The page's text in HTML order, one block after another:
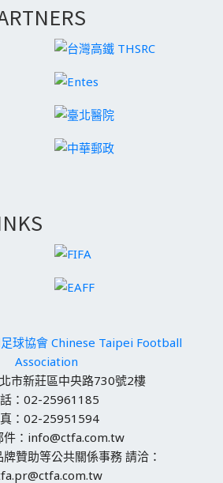
球協會 Chinese Taipei Football
Association
市新莊區中央路730號2樓
：02-25961185
：02-25951594
件：info@ctfa.com.tw
贊助等公共關係事務 請洽：